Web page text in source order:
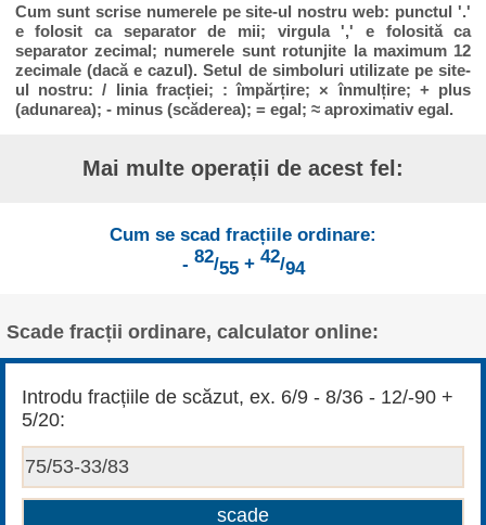
Cum sunt scrise numerele pe site-ul nostru web: punctul '.'
e folosit ca separator de mii; virgula ',' e folosită ca
separator zecimal; numerele sunt rotunjite la maximum 12
zecimale (dacă e cazul). Setul de simboluri utilizate pe site-
ul nostru: / linia fracției; : împărțire; × înmulțire; + plus
(adunarea); - minus (scăderea); = egal; ≈ aproximativ egal.
Mai multe operații de acest fel:
Cum se scad fracțiile ordinare:
- 82/55+ 42/94
Scade fracții ordinare, calculator online:
Introdu fracțiile de scăzut, ex. 6/9 - 8/36 - 12/-90 +
5/20: